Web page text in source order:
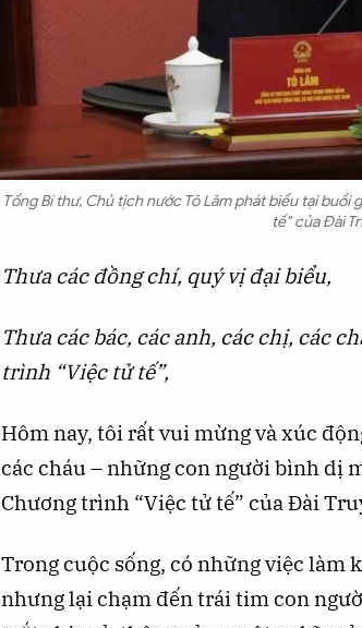
Tổng Bí thư, Chủ tịch nước Tô Lâm phát biểu tại
tế" của Đài
Thưa các đồng chí, quý vị đại biểu,
Thưa các bác, các anh, các chị, các
trình “Việc tử tế”,
Hôm nay, tôi rất vui mừng và xúc
các cháu – những con người bình dị
Chương trình “Việc tử tế” của Đài
Trong cuộc sống, có những việc làm
nhưng lại chạm đến trái tim con